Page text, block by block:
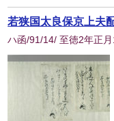
若狭国太良保京上夫
ハ函/91/14/ 至徳2年正月